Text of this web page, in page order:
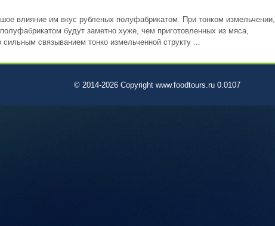
влияние им вкус рубленых полуфабрикатом. При тонком измельчении,
будут заметно хуже, чем приготовленных из мяса,
связыванием тонко измельченной структу ...
© 2014-2026 Copyright www.foodtours.ru 0.0107